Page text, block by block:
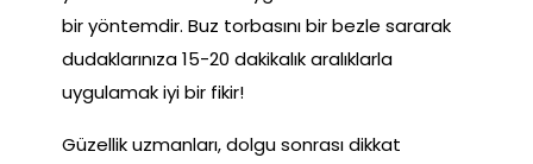
bir yöntemdir. Buz torbasını bir bezle sararak
dudaklarınıza 15-20 dakikalık aralıklarla
uygulamak iyi bir fikir!
Güzellik uzmanları, dolgu sonrası dikkat